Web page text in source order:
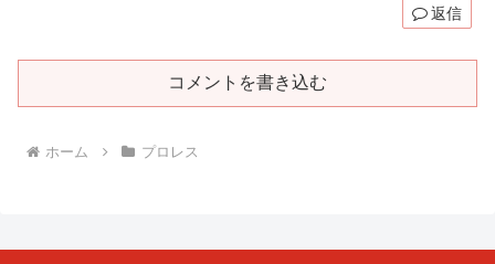
返信
コメントを書き込む
ホーム プロレス